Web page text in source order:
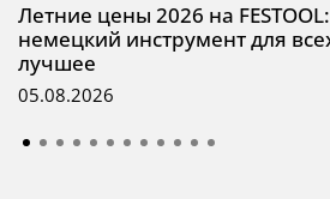
Летние цены 2026 на
немецкий инструмент для
лучшее
05.08.2026